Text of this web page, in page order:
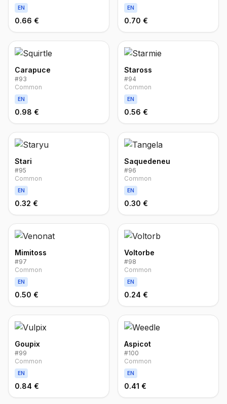
EN
0.66 €
EN
0.70 €
Carapuce
#93
Common
EN
0.98 €
Staross
#94
Common
EN
0.56 €
Stari
#95
Common
EN
0.32 €
Saquedeneu
#96
Common
EN
0.30 €
Mimitoss
#97
Common
EN
0.50 €
Voltorbe
#98
Common
EN
0.24 €
Goupix
#99
Common
EN
0.84 €
Aspicot
#100
Common
EN
0.41 €